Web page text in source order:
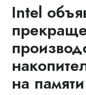
Intel
на